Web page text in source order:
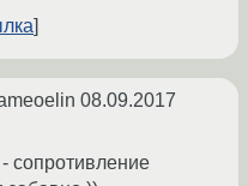
08.09.2017
сопротивление